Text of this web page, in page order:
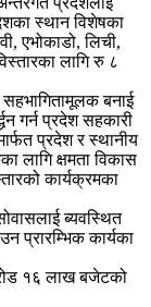
स्थान विशेषका
एभोकाडो, लिची,
लागि रु ८
बनाई
गर्न प्रदेश सहकारी
प्रदेश र स्थानीय
लागि क्षमता विकास
कार्यक्रमका
ब्यवस्थित
प्रारम्भिक कार्यका
१६ लाख बजेटको